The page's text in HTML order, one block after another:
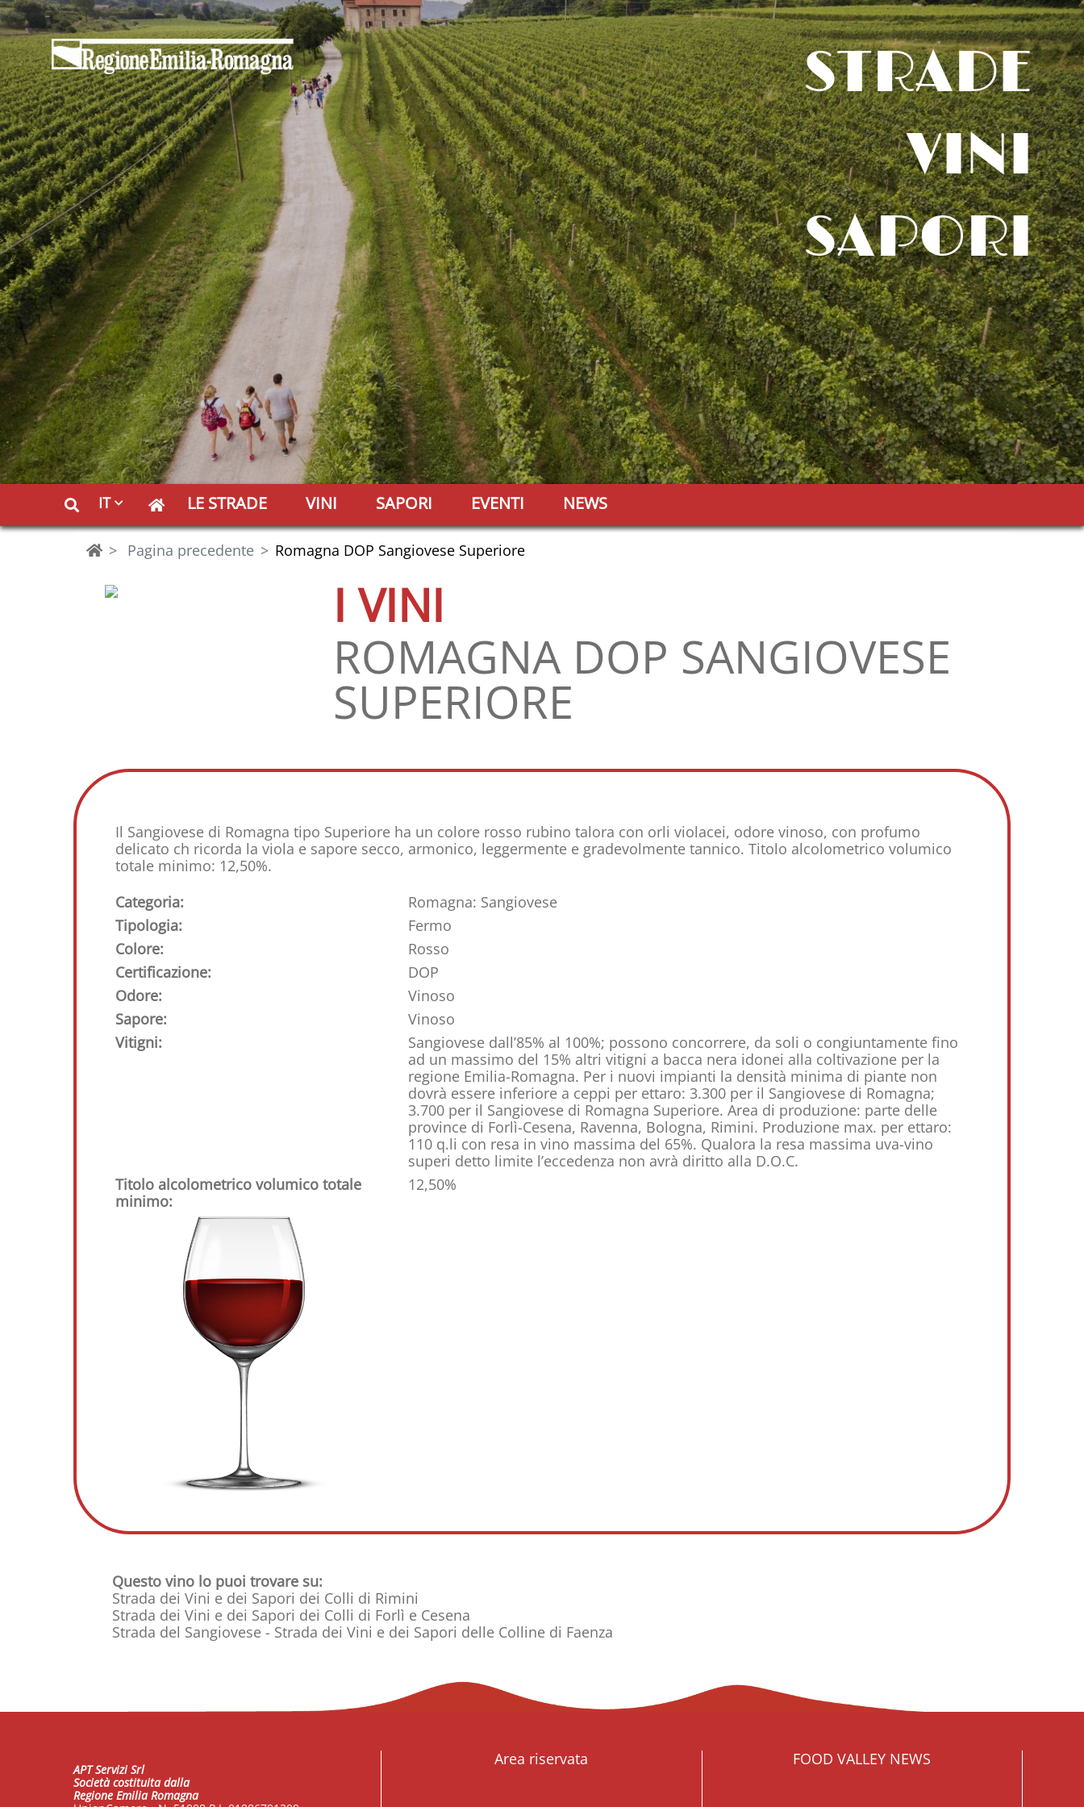
STRADE
VINI
SAPORI
IT LE STRADE VINI SAPORI EVENTI NEWS
Pagina precedente Romagna DOP Sangiovese Superiore
I VINI
ROMAGNA DOP SANGIOVESE
SUPERIORE
Il Sangiovese di Romagna tipo Superiore ha un colore rosso rubino talora con orli violacei, odore vinoso, con profumo
delicato ch ricorda la viola e sapore secco, armonico, leggermente e gradevolmente tannico. Titolo alcolometrico volumico
totale minimo: 12,50%.
Categoria:
Romagna: Sangiovese
Tipologia:
Fermo
Colore:
Rosso
Certificazione:
DOP
Odore:
Vinoso
Sapore:
Vinoso
Vitigni:
Sangiovese dall’85% al 100%; possono concorrere, da soli o congiuntamente fino
ad un massimo del 15% altri vitigni a bacca nera idonei alla coltivazione per la
regione Emilia-Romagna. Per i nuovi impianti la densità minima di piante non
dovrà essere inferiore a ceppi per ettaro: 3.300 per il Sangiovese di Romagna;
3.700 per il Sangiovese di Romagna Superiore. Area di produzione: parte delle
province di Forlì-Cesena, Ravenna, Bologna, Rimini. Produzione max. per ettaro:
110 q.li con resa in vino massima del 65%. Qualora la resa massima uva-vino
superi detto limite l’eccedenza non avrà diritto alla D.O.C.
Titolo alcolometrico volumico totale
minimo:
12,50%
Questo vino lo puoi trovare su:
Strada dei Vini e dei Sapori dei Colli di Rimini
Strada dei Vini e dei Sapori dei Colli di Forlì e Cesena
Strada del Sangiovese - Strada dei Vini e dei Sapori delle Colline di Faenza
APT Servizi Srl
Società costituita dalla
Regione Emilia Romagna
Area riservata FOOD VALLEY NEWS